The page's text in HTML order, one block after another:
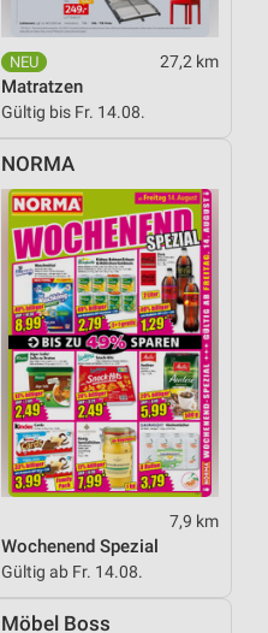
27,2 km
Matratzen
Gültig bis Fr. 14.08.
NORMA
7,9 km
Wochenend Spezial
Gültig ab Fr. 14.08.
Möbel Boss